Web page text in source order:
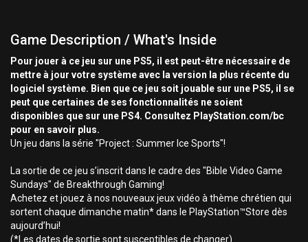
Game Description / What's Inside
Pour jouer à ce jeu sur une PS5, il est peut-être nécessaire de
mettre à jour votre système avec la version la plus récente du
logiciel système. Bien que ce jeu soit jouable sur une PS5, il se
peut que certaines de ses fonctionnalités ne soient
disponibles que sur une PS4. Consultez PlayStation.com/bc
pour en savoir plus.
Un jeu dans la série "Project : Summer Ice Sports"!
La sortie de ce jeu s’inscrit dans le cadre des "Bible Video Game
Sundays" de Breakthrough Gaming!
Achetez et jouez à nos nouveaux jeux vidéo à thème chrétien qui
sortent chaque dimanche matin* dans le PlayStation™Store dès
aujourd’hui!
(*Les dates de sortie sont susceptibles de changer)